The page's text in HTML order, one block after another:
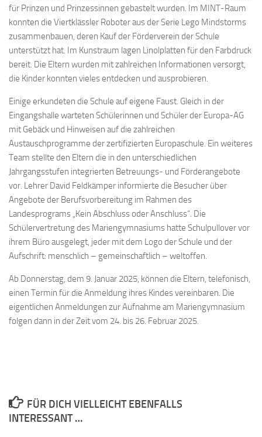
für Prinzen und Prinzessinnen gebastelt wurden. Im MINT-Raum
konnten die Viertklässler Roboter aus der Serie Lego Mindstorms
zusammenbauen, deren Kauf der Förderverein der Schule
unterstützt hat. Im Kunstraum lagen Linolplatten für den Farbdruck
bereit. Die Eltern wurden mit zahlreichen Informationen versorgt,
die Kinder konnten vieles entdecken und ausprobieren.
Einige erkundeten die Schule auf eigene Faust. Gleich in der
Eingangshalle warteten Schülerinnen und Schüler der Europa-AG
mit Gebäck und Hinweisen auf die zahlreichen
Austauschprogramme der zertifizierten Europaschule. Ein weiteres
Team stellte den Eltern die in den unterschiedlichen
Jahrgangsstufen integrierten Betreuungs- und Förderangebote
vor. Lehrer David Feldkämper informierte die Besucher über
Angebote der Berufsvorbereitung im Rahmen des
Landesprograms „Kein Abschluss oder Anschluss“. Die
Schülervertretung des Mariengymnasiums hatte Schulpullover vor
ihrem Büro ausgelegt, jeder mit dem Logo der Schule und der
Aufschrift: menschlich – gemeinschaftlich – weltoffen.
Ab Donnerstag, dem 9. Januar 2025, können die Eltern, telefonisch,
einen Termin für die Anmeldung ihres Kindes vereinbaren. Die
eigentlichen Anmeldungen zur Aufnahme am Mariengymnasium
folgen dann in der Zeit vom 24. bis 26. Februar 2025.
FÜR DICH VIELLEICHT EBENFALLS
INTERESSANT …